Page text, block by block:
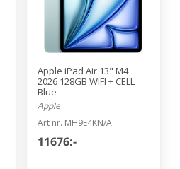
Apple iPad Air 13" M4
2026 128GB WIFI + CELL
Blue
Apple
Art nr. MH9E4KN/A
11676:-